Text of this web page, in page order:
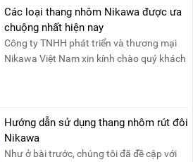
Các loại thang nhôm Nikawa được ưa
chuộng nhất hiện nay
Công ty TNHH phát triển và thương mại
Nikawa Việt Nam xin kính chào quý khách
Hướng dẫn sử dụng thang nhôm rút đôi
Nikawa
Như ở bài trước, chúng tôi đã đề cập với